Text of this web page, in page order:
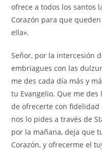
ofrece a todos los santos
Corazón para que
ella».
Señor, por la intercesión
embriagues con las
me des cada día más y
tu Evangelio. Que me
de ofrecerte con fidelidad
nos lo pides a través de
por la mañana, deja que
Corazón, y ofrecerme el